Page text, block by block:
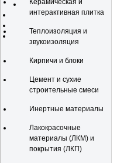
Керамическая и
интерактивная плитка
Теплоизоляция и
звукоизоляция
Кирпичи и блоки
Цемент и сухие
строительные смеси
Инертные материалы
Лакокрасочные
материалы (ЛКМ) и
покрытия (ЛКП)